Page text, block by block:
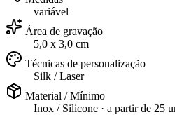
variável
Área de gravação
5,0 x 3,0 cm
Técnicas de personalização
Silk / Laser
Material / Mínimo
Inox / Silicone · a partir de 25